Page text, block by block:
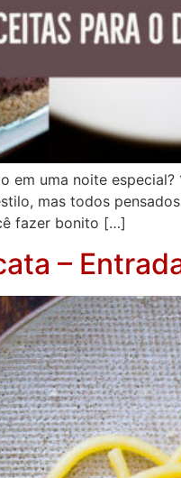
em uma noite
mas todos
fazer bonito […]
–